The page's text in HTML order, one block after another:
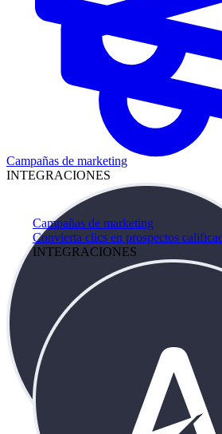
Campañas de marketing
Convierta clics en prospectos
INTEGRACIONES
Campañas de marketing
INTEGRACIONES